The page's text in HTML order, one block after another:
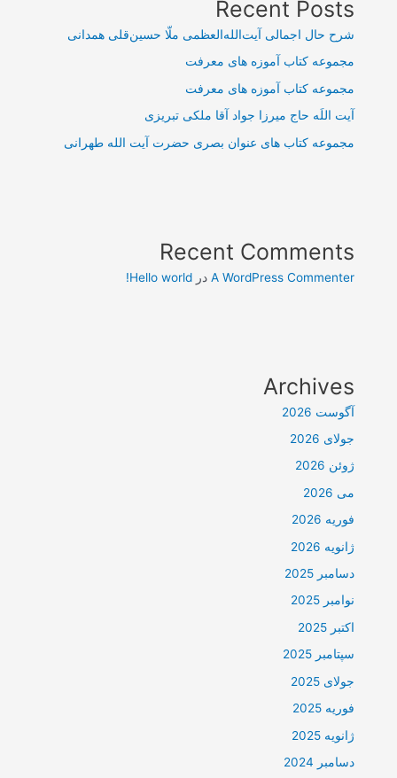
Recent Posts
شرح حال اجمالی آیت‌الله‌العظمی ملّا حسین‌قلی همدانی
مجموعه کتاب آموزه های معرفت
مجموعه کتاب آموزه های معرفت
آیت اللَه حاج میرزا جواد آقا ملکی تبریزی
مجموعه کتاب های عنوان بصری حضرت آیت الله طهرانی
Recent Comments
A WordPress Commenter درHello world!
Archives
آگوست 2026
جولای 2026
ژوئن 2026
می 2026
فوریه 2026
ژانویه 2026
دسامبر 2025
نوامبر 2025
اکتبر 2025
سپتامبر 2025
جولای 2025
فوریه 2025
ژانویه 2025
دسامبر 2024